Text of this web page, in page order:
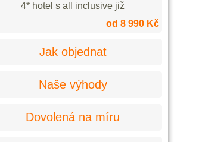
4* hotel s all inclusive již
od 8 990 Kč
Jak objednat
Naše výhody
Dovolená na míru